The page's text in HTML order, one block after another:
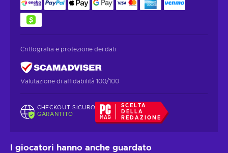
Crittografia e protezione dei dati
Valutazione di affidabilità 100/100
CHECKOUT SICURO
GARANTITO
SCELTA
DELLA
REDAZIONE
I giocatori hanno anche guardato